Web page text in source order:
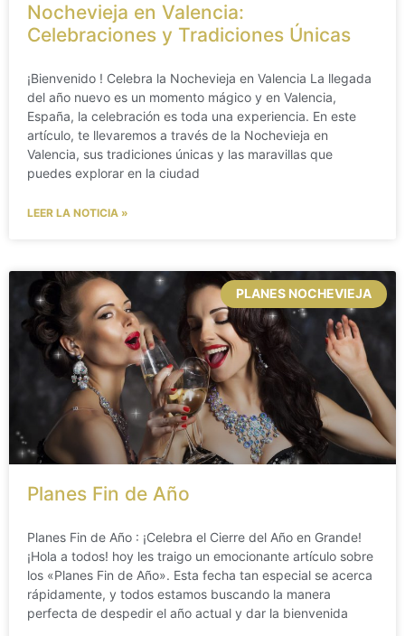
Nochevieja en Valencia:
Celebraciones y Tradiciones Únicas
¡Bienvenido ! Celebra la Nochevieja en Valencia La llegada
del año nuevo es un momento mágico y en Valencia,
España, la celebración es toda una experiencia. En este
artículo, te llevaremos a través de la Nochevieja en
Valencia, sus tradiciones únicas y las maravillas que
puedes explorar en la ciudad
LEER LA NOTICIA »
PLANES NOCHEVIEJA
Planes Fin de Año
Planes Fin de Año : ¡Celebra el Cierre del Año en Grande!
¡Hola a todos! hoy les traigo un emocionante artículo sobre
los «Planes Fin de Año». Esta fecha tan especial se acerca
rápidamente, y todos estamos buscando la manera
perfecta de despedir el año actual y dar la bienvenida